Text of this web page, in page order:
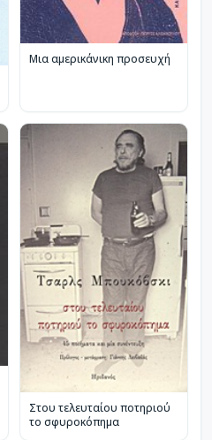
Μια αμερικάνικη προσευχή
Στου τελευταίου ποτηριού
το σφυροκόπημα